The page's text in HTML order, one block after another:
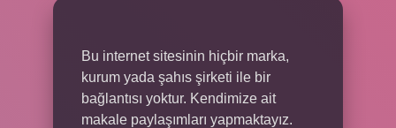
Bu internet sitesinin hiçbir marka,
kurum yada şahıs şirketi ile bir
bağlantısı yoktur. Kendimize ait
makale paylaşımları yapmaktayız.